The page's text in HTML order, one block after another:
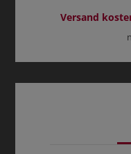
Versand